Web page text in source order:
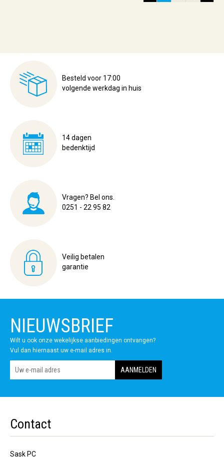
Besteld voor 17:00
volgende werkdag in huis
14 dagen
bedenktijd
Vragen? Bel ons.
0251 - 22 95 82
Veilig betalen
garantie
NIEUWSBRIEF
Wilt u ook onze wekelijkse aanbiedingen ontvangen?
Vul dan hiernaast uw e-mail adres in.
Contact
Sask PC